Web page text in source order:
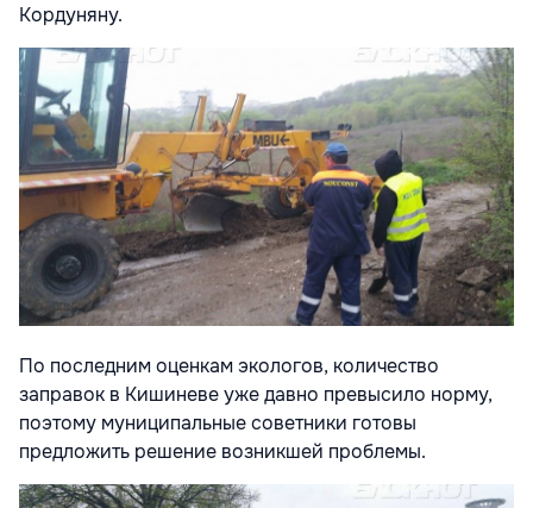
Кордуняну.
По последним оценкам экологов, количество
заправок в Кишиневе уже давно превысило норму,
поэтому муниципальные советники готовы
предложить решение возникшей проблемы.